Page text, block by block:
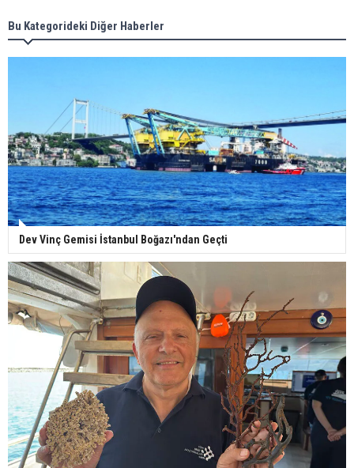
Bu Kategorideki Diğer Haberler
Dev Vinç Gemisi İstanbul Boğazı'ndan Geçti